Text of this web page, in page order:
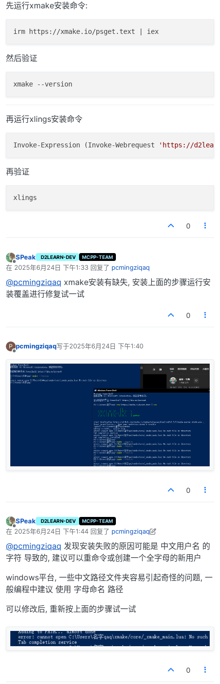
先运行xmake安装命令:
然后验证
再运行xlings安装命令
Invoke-Expression (Invoke-Webrequest 'https://
再验证
0
离线
SPeak D2LEARN-DEV MCPP-TEAM
在 2025年6月24日 下午1:33 回复了 pcmingziqaq
最后由 编辑
@pcmingziqaq xmake安装有缺失, 安装上面的步骤运行安
装覆盖进行修复试一试
0
P pcmingziqaq写于2025年6月24日 下午1:40
最后由 编辑
0
离线
SPeak D2LEARN-DEV MCPP-TEAM
在 2025年6月24日 下午1:44 回复了 pcmingziqaq
最后由 SPeak 编辑 2025年6月24日 下午9:45
@pcmingziqaq 发现安装失败的原因可能是 中文用户名 的
字符 导致的, 建议可以重命令或创建一个全字母的新用户
windows平台, 一些中文路径文件夹容易引起奇怪的问题, 一
般编程中建议 使用 字母命名 路径
可以修改后, 重新按上面的步骤试一试
0